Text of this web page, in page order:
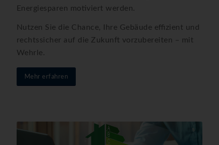
Energiesparen motiviert werden.
Nutzen Sie die Chance, Ihre Gebäude effizient und
rechtssicher auf die Zukunft vorzubereiten – mit
Wehrle.
Mehr erfahren